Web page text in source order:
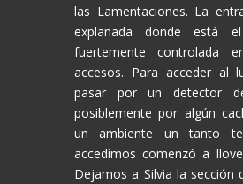
las Lamentaciones. La
explanada donde está
fuertemente controlada
accesos. Para acceder al
pasar por un detector
posiblemente por algún
un ambiente un tanto
accedimos comenzó a
Dejamos a Silvia la sección